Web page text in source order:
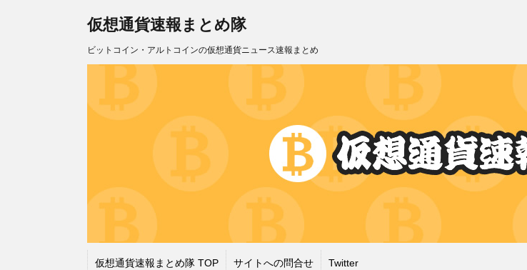
仮想通貨速報まとめ隊
ビットコイン・アルトコインの仮想通貨ニュース速報まとめ
仮想通貨速報まとめ隊 TOP サイトへの問合せ Twitter